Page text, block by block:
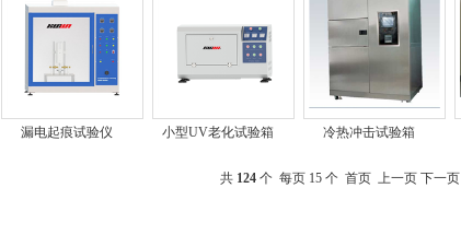
漏电起痕试验仪 小型UV老化试验箱 冷热冲击试验箱
共 124 个 每页 15 个 首页 上一页 下一页